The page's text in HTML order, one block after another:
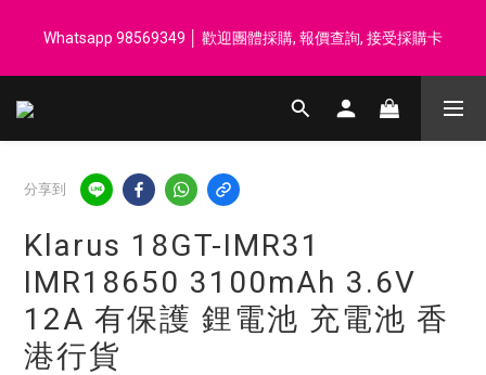
汗毛巾 韓國制 送完即止
Whatsapp 98569349 │ 歡迎團體採購, 報價查詢, 接受採購卡
登記會員享每$50回贈$1 │ 滿HK$899 送 N-rit Campack Towel 吸
分享到
Klarus 18GT-IMR31
IMR18650 3100mAh 3.6V
12A 有保護 鋰電池 充電池 香
港行貨